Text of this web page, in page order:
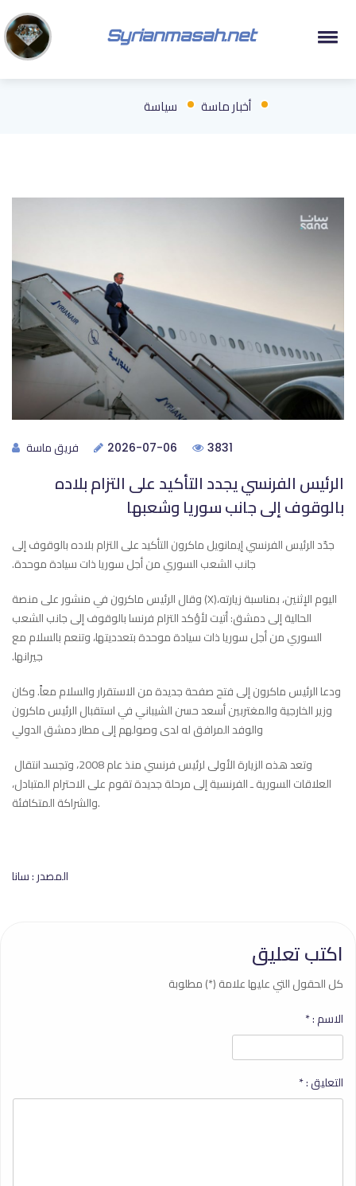
Syrianmasah.net
أخبار ماسة سياسة
فريق ماسة 2026-07-06 3831
الرئيس الفرنسي يجدد التأكيد على التزام بلاده
بالوقوف إلى ‏جانب سوريا وشعبها
جدّد الرئيس الفرنسي إيمانويل ماكرون التأكيد على التزام بلاده ‏بالوقوف إلى
جانب الشعب السوري من أجل سوريا ذات سيادة ‏موحدة.‏
وقال الرئيس ماكرون في منشور على منصة‎ ‌‏(‏X‏)،‏ اليوم الإثنين، ‏بمناسبة زيارته
الحالية إلى دمشق: ‏أتيت لأؤكد ‏التزام فرنسا ‏بالوقوف إلى جانب الشعب
‏السوري من أجل ‏سوريا ذات سيادة ‏موحدة بتعدديتها، ‏وتنعم بالسلام مع
جيرانها‌‏.‏
ودعا الرئيس ماكرون إلى فتح صفحة جديدة من الاستقرار ‏والسلام معاً.‏ وكان
وزير الخارجية والمغتربين أسعد حسن الشيباني ‌‏في ‏استقبال الرئيس ماكرون
العلاقات السورية ـ الفرنسية إلى مرحلة ‌‏جديدة تقوم على ‏الاحترام المتبادل،
والشراكة المتكافئة.
المصدر : سانا
اكتب تعليق
كل الحقول التي عليها علامة (*) مطلوبة
الاسم :*
التعليق :*